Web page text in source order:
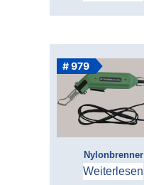
# 979
Nylonbrenner
Weiterlesen